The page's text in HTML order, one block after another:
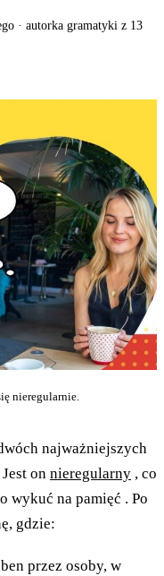
· autorka gramatyki z 13
nieregularnie.
najważniejszych
on nieregularny , co
wykuć na pamięć . Po
gdzie:
przez osoby, w